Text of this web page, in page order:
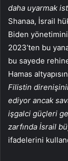
daha uyarmak
Shanaa, İsrail
Biden
2023’ten bu
bu sayede
Hamas
Filistin
ediyor ancak
işgalci güçleri
zarfında İsrail
ifadelerini